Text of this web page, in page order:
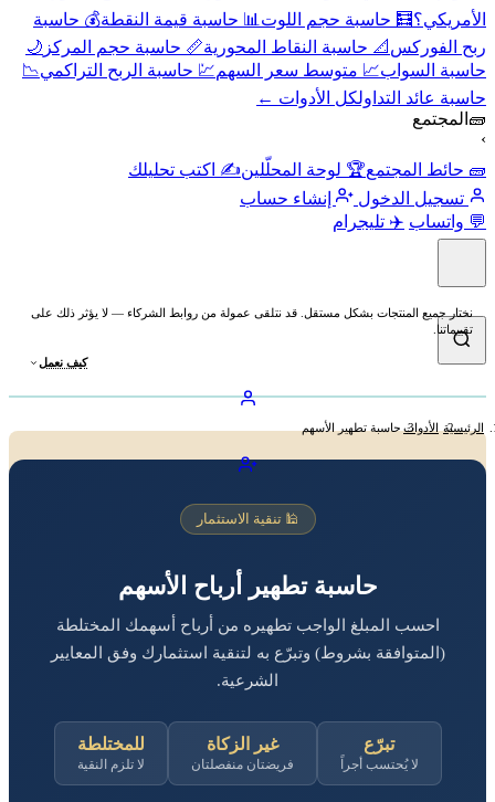
الأمريكي؟🧮 حاسبة حجم اللوت 📊 حاسبة قيمة النقطة💰 حاسبة
ربح الفوركس 📐 حاسبة النقاط المحورية📏 حاسبة حجم المركز 🌙
حاسبة السواب📈 متوسط سعر السهم💹 حاسبة الربح التراكمي📉
حاسبة عائد التداولكل الأدوات ←
🧱 المجتمع
›
🧱 حائط المجتمع🏆 لوحة المحلّلين✍️ اكتب تحليلك
تسجيل الدخول
إنشاء حساب
💬 واتساب ✈️ تليجرام
نختار جميع المنتجات بشكل مستقل. قد نتلقى عمولة من روابط الشركاء — لا يؤثر ذلك على
تقييماتنا.
كيف نعمل
الرئيسية الأدوات حاسبة تطهير الأسهم
🕌 تنقية الاستثمار
حاسبة تطهير أرباح الأسهم
احسب المبلغ الواجب تطهيره من أرباح أسهمك المختلطة
(المتوافقة بشروط) وتبرّع به لتنقية استثمارك وفق المعايير
الشرعية.
تبرّع
لا يُحتسب أجراً
غير الزكاة
فريضتان منفصلتان
للمختلطة
لا تلزم النقية